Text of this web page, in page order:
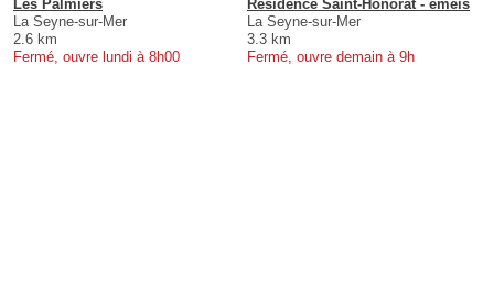
Les Palmiers
La Seyne-sur-Mer
2.6 km
Fermé, ouvre lundi à 8h00
Résidence Saint-Honorat - emeis
La Seyne-sur-Mer
3.3 km
Fermé, ouvre demain à 9h